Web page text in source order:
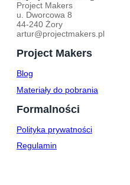
Project Makers
u. Dworcowa 8
44-240 Żory
artur@projectmakers.pl
Project Makers
Blog
Materiały do pobrania
Formalności
Polityka prywatności
Regulamin